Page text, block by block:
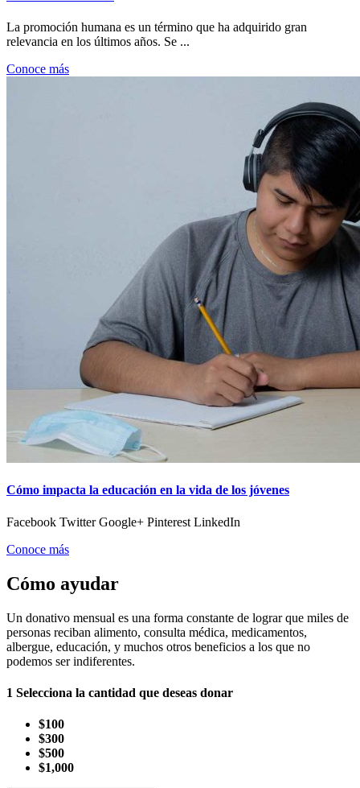
La promoción humana es un término que ha adquirido gran
relevancia en los últimos años. Se ...
Conoce más
Cómo impacta la educación en la vida de los jóvenes
Facebook Twitter Google+ Pinterest LinkedIn
Conoce más
Cómo ayudar
Un donativo mensual es una forma constante de lograr que miles de
personas reciban alimento, consulta médica, medicamentos,
albergue, educación, y muchos otros beneficios a los que no
podemos ser indiferentes.
1 Selecciona la cantidad que deseas donar
$100
$300
$500
$1,000